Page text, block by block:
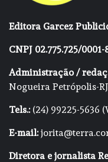
Editora Garcez
CNPJ 02.775.725/0001-
Administração /
Nogueira Petrópolis-RJ
Tels.:(24) 99225-5636
E-mail:
Diretora e jornalista